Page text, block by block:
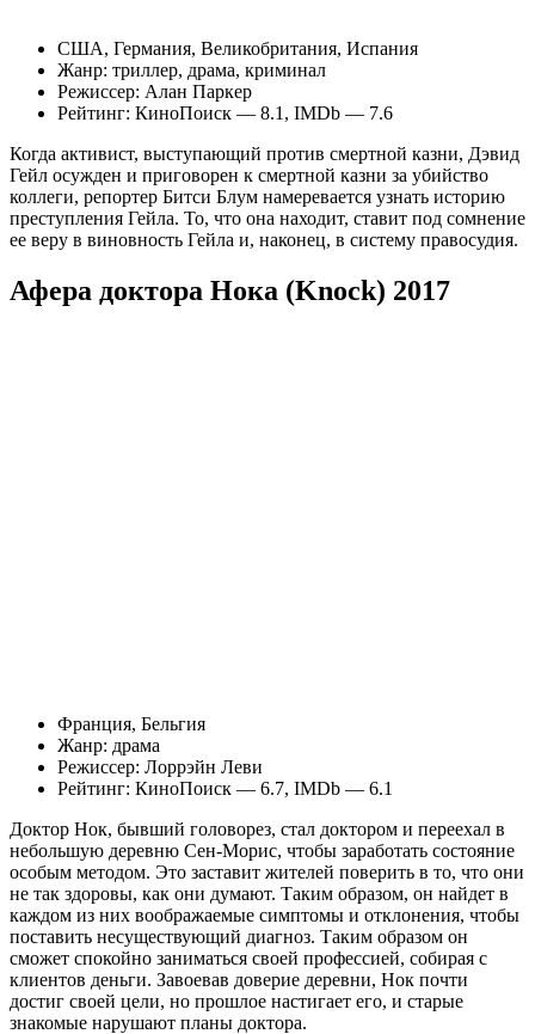
США, Германия, Великобритания, Испания
Жанр: триллер, драма, криминал
Режиссер: Алан Паркер
Рейтинг: КиноПоиск — 8.1, IMDb — 7.6
Когда активист, выступающий против смертной казни, Дэвид
Гейл осужден и приговорен к смертной казни за убийство
коллеги, репортер Битси Блум намеревается узнать историю
преступления Гейла. То, что она находит, ставит под сомнение
ее веру в виновность Гейла и, наконец, в систему правосудия.
Афера доктора Нока (Knock) 2017
Франция, Бельгия
Жанр: драма
Режиссер: Лоррэйн Леви
Рейтинг: КиноПоиск — 6.7, IMDb — 6.1
Доктор Нок, бывший головорез, стал доктором и переехал в
небольшую деревню Сен-Морис, чтобы заработать состояние
особым методом. Это заставит жителей поверить в то, что они
не так здоровы, как они думают. Таким образом, он найдет в
каждом из них воображаемые симптомы и отклонения, чтобы
поставить несуществующий диагноз. Таким образом он
сможет спокойно заниматься своей профессией, собирая с
клиентов деньги. Завоевав доверие деревни, Нок почти
достиг своей цели, но прошлое настигает его, и старые
знакомые нарушают планы доктора.